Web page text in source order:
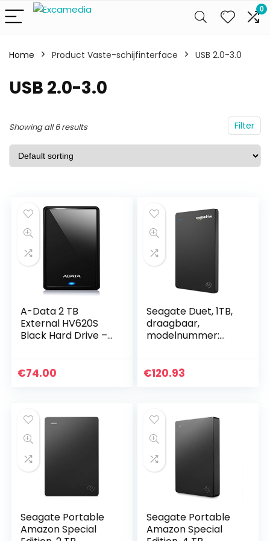
0
Home Product Vaste-schijfinterface USB 2.0-3.0
USB 2.0-3.0
Filter
Showing all 6 results
A-Data 2 TB
External HV620S
Black Hard Drive –
€74.00
Seagate Duet, 1TB,
draagbaar,
modelnummer:
€120.93
Seagate Portable
Amazon Special
Seagate Portable
Amazon Special